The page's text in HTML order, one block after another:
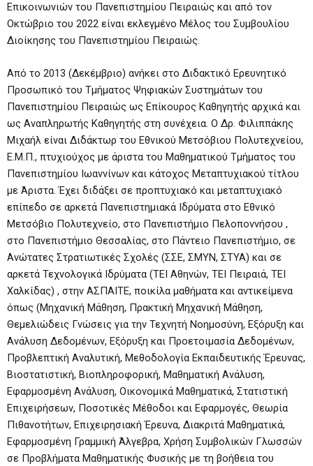
Επικοινωνιών του Πανεπιστημίου Πειραιώς και από τον
Οκτώβριο του 2022 είναι εκλεγμένο Μέλος του Συμβουλίου
Διοίκησης του Πανεπιστημίου Πειραιώς.
Από το 2013 (Δεκέμβριο) ανήκει στο Διδακτικό Ερευνητικό
Προσωπικό του Τμήματος Ψηφιακών Συστημάτων του
Πανεπιστημίου Πειραιώς ως Επίκουρος Καθηγητής αρχικά και
ως Αναπληρωτής Καθηγητής στη συνέχεια. Ο Δρ. Φιλιππάκης
Μιχαήλ είναι Διδάκτωρ του Εθνικού Μετσόβιου Πολυτεχνείου,
Ε.Μ.Π., πτυχιούχος με άριστα του Μαθηματικού Τμήματος του
Πανεπιστημίου Ιωαννίνων και κάτοχος Μεταπτυχιακού τίτλου
με Άριστα. Έχει διδάξει σε προπτυχιακό και μεταπτυχιακό
επίπεδο σε αρκετά Πανεπιστημιακά Ιδρύματα στο Εθνικό
Μετσόβιο Πολυτεχνείο, στο Πανεπιστήμιο Πελοποννήσου ,
στο Πανεπιστήμιο Θεσσαλίας, στο Πάντειο Πανεπιστήμιο, σε
Ανώτατες Στρατιωτικές Σχολές (ΣΣΕ, ΣΜΥΝ, ΣΤΥΑ) και σε
αρκετά Τεχνολογικά Ιδρύματα (ΤΕΙ Αθηνών, ΤΕΙ Πειραιά, ΤΕΙ
Χαλκίδας) , στην ΑΣΠΑΙΤΕ, ποικίλα μαθήματα και αντικείμενα
όπως (Μηχανική Μάθηση, Πρακτική Μηχανική Μάθηση,
Θεμελιώδεις Γνώσεις για την Τεχνητή Νοημοσύνη, Εξόρυξη και
Ανάλυση Δεδομένων, Εξόρυξη και Προετοιμασία Δεδομένων,
Προβλεπτική Αναλυτική, Μεθοδολογία Εκπαιδευτικής Έρευνας,
Βιοστατιστική, Βιοπληροφορική, Μαθηματική Ανάλυση,
Εφαρμοσμένη Ανάλυση, Οικονομικά Μαθηματικά, Στατιστική
Επιχειρήσεων, Ποσοτικές Μέθοδοι και Εφαρμογές, Θεωρία
Πιθανοτήτων, Επιχειρησιακή Έρευνα, Διακριτά Μαθηματικά,
Εφαρμοσμένη Γραμμική Άλγεβρα, Χρήση Συμβολικών Γλωσσών
σε Προβλήματα Μαθηματικής Φυσικής με τη βοήθεια του